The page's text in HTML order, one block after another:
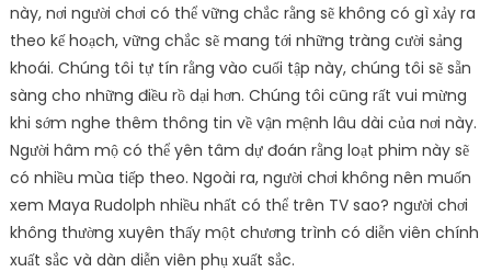
này, nơi người chơi có thể vững chắc rằng sẽ không có gì xảy ra
theo kế hoạch, vững chắc sẽ mang tới những tràng cười sảng
khoái. Chúng tôi tự tín rằng vào cuối tập này, chúng tôi sẽ sẵn
sàng cho những điều rồ dại hơn. Chúng tôi cũng rất vui mừng
khi sớm nghe thêm thông tin về vận mệnh lâu dài của nơi này.
Người hâm mộ có thể yên tâm dự đoán rằng loạt phim này sẽ
có nhiều mùa tiếp theo. Ngoài ra, người chơi không nên muốn
xem Maya Rudolph nhiều nhất có thể trên TV sao? người chơi
không thường xuyên thấy một chương trình có diễn viên chính
xuất sắc và dàn diễn viên phụ xuất sắc.